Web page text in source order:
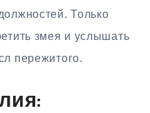
Только
змея и услышать
пережитого.